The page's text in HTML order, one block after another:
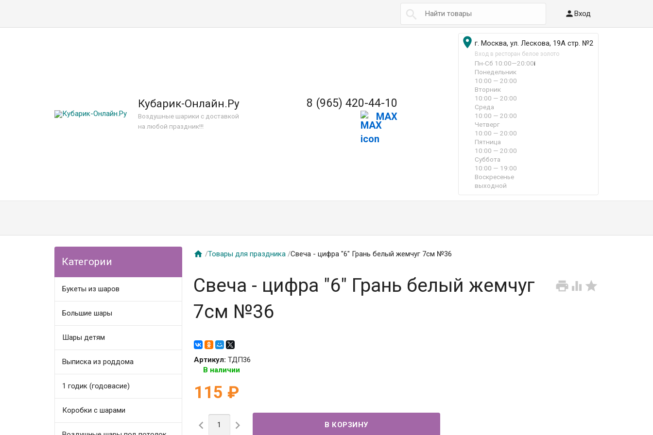
 Вход
Кубарик-Онлайн.Ру
Воздушные шарики с доставкой
на любой праздник!!!
8 (965) 420-44-10
MAX
 г. Москва, ул. Лескова, 19А стр. №2
Вход в ресторан белое золото
Пн-Сб 10:00—20:00i
Понедельник
10:00 — 20:00
Вторник
10:00 — 20:00
Среда
10:00 — 20:00
Четверг
10:00 — 20:00
Пятница
10:00 — 20:00
Суббота
10:00 — 19:00
Воскресенье
выходной
Категории
Букеты из шаров
Большие шары
Шары детям
Выписка из роддома
1 годик (годовасие)
Коробки с шарами
 /Товары для праздника /Свеча - цифра "6" Грань белый жемчуг 7см №36
  
Свеча - цифра "6" Грань белый жемчуг
7см №36
Артикул: ТДП36
В наличии
115 ₽
 